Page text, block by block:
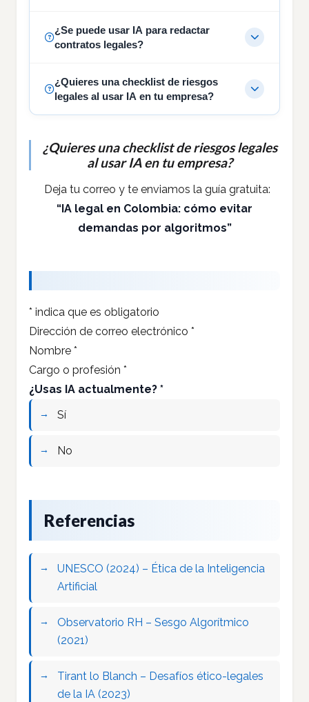
¿Se puede usar IA para redactar
contratos legales?
¿Quieres una checklist de riesgos
legales al usar IA en tu empresa?
¿Quieres una checklist de riesgos legales
al usar IA en tu empresa?
Deja tu correo y te enviamos la guía gratuita:
“IA legal en Colombia: cómo evitar
demandas por algoritmos”
* indica que es obligatorio
Dirección de correo electrónico *
Nombre *
Cargo o profesión *
¿Usas IA actualmente? *
Sí
No
Referencias
UNESCO (2024) – Ética de la Inteligencia
Artificial
Observatorio RH – Sesgo Algorítmico
(2021)
Tirant lo Blanch – Desafíos ético-legales
de la IA (2023)